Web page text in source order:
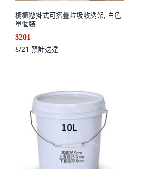
櫥櫃懸掛式可摺疊垃圾收納架, 白色
單個裝
$201
8/21 預計送達